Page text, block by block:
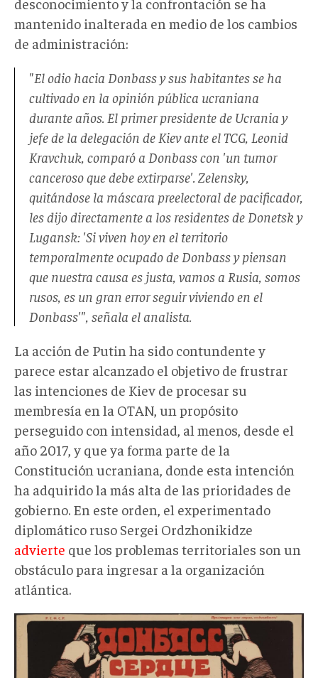
mantenido inalterada en medio de los cambios
de administración:
"El odio hacia Donbass y sus habitantes se ha
cultivado en la opinión pública ucraniana
durante años. El primer presidente de Ucrania y
jefe de la delegación de Kiev ante el TCG, Leonid
Kravchuk, comparó a Donbass con 'un tumor
canceroso que debe extirparse'. Zelensky,
quitándose la máscara preelectoral de pacificador,
les dijo directamente a los residentes de Donetsk y
Lugansk: 'Si viven hoy en el territorio
temporalmente ocupado de Donbass y piensan
que nuestra causa es justa, vamos a Rusia, somos
rusos, es un gran error seguir viviendo en el
Donbass'", señala el analista.
La acción de Putin ha sido contundente y
parece estar alcanzado el objetivo de frustrar
las intenciones de Kiev de procesar su
membresía en la OTAN, un propósito
perseguido con intensidad, al menos, desde el
año 2017, y que ya forma parte de la
Constitución ucraniana, donde esta intención
ha adquirido la más alta de las prioridades de
gobierno. En este orden, el experimentado
diplomático ruso Sergei Ordzhonikidze
advierte que los problemas territoriales son un
obstáculo para ingresar a la organización
atlántica.
Dombás
es
el